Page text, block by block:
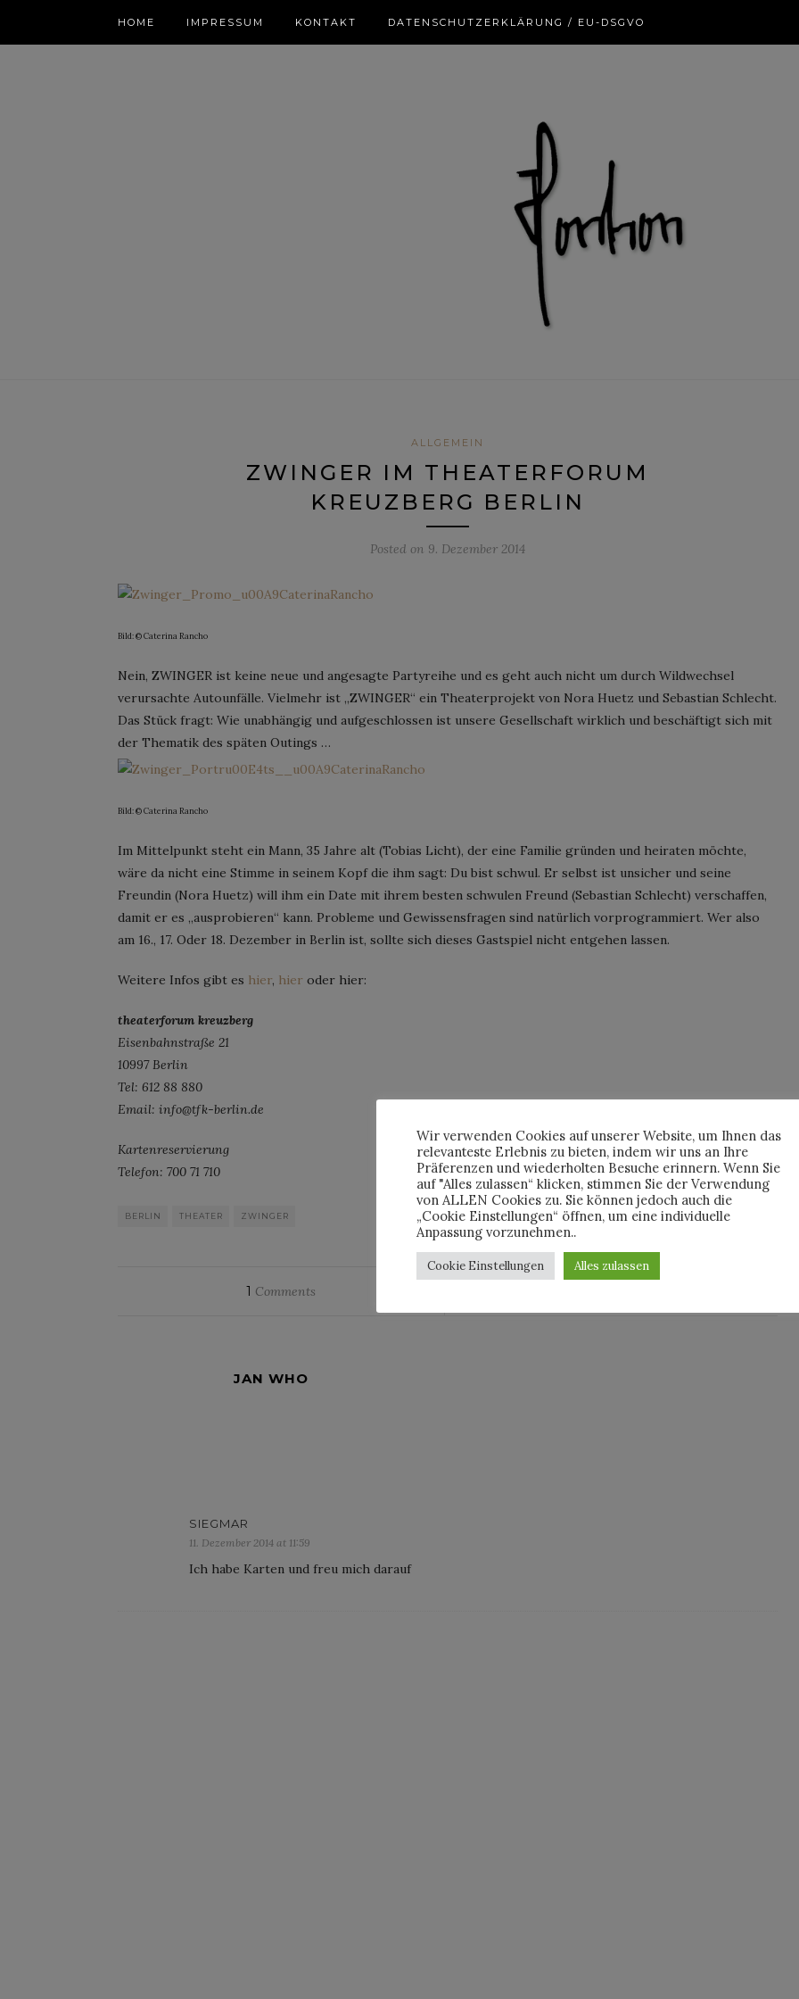
HOME IMPRESSUM KONTAKT DATENSCHUTZERKLÄRUNG / EU-DSGVO
ALLGEMEIN
ZWINGER IM THEATERFORUM
KREUZBERG BERLIN
Posted on 9. Dezember 2014
Bild: © Caterina Rancho
Nein, ZWINGER ist keine neue und angesagte Partyreihe und es geht auch nicht um durch Wildwechsel
verursachte Autounfälle. Vielmehr ist „ZWINGER“ ein Theaterprojekt von Nora Huetz und Sebastian Schlecht.
Das Stück fragt: Wie unabhängig und aufgeschlossen ist unsere Gesellschaft wirklich und beschäftigt sich mit
der Thematik des späten Outings …
Bild: © Caterina Rancho
Im Mittelpunkt steht ein Mann, 35 Jahre alt (Tobias Licht), der eine Familie gründen und heiraten möchte,
wäre da nicht eine Stimme in seinem Kopf die ihm sagt: Du bist schwul. Er selbst ist unsicher und seine
Freundin (Nora Huetz) will ihm ein Date mit ihrem besten schwulen Freund (Sebastian Schlecht) verschaffen,
damit er es „ausprobieren“ kann. Probleme und Gewissensfragen sind natürlich vorprogrammiert. Wer also
am 16., 17. Oder 18. Dezember in Berlin ist, sollte sich dieses Gastspiel nicht entgehen lassen.
Weitere Infos gibt es hier, hier oder hier:
theaterforum kreuzberg
Eisenbahnstraße 21
10997 Berlin
Tel: 612 88 880
Email: info@tfk-berlin.de
Kartenreservierung
Telefon: 700 71 710
BERLIN THEATER ZWINGER
1 Comments
JAN WHO
SIEGMAR
11. Dezember 2014 at 11:59
Ich habe Karten und freu mich darauf
Wir verwenden Cookies auf unserer Website, um Ihnen das
relevanteste Erlebnis zu bieten, indem wir uns an Ihre
Präferenzen und wiederholten Besuche erinnern. Wenn Sie
auf "Alles zulassen“ klicken, stimmen Sie der Verwendung
von ALLEN Cookies zu. Sie können jedoch auch die
„Cookie Einstellungen“ öffnen, um eine individuelle
Anpassung vorzunehmen..
Cookie Einstellungen Alles zulassen